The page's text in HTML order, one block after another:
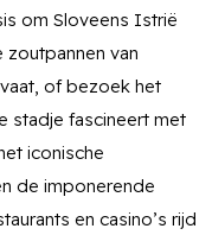
om Sloveens Istrië
zoutpannen van
of bezoek het
stadje fascineert met
iconische
de imponerende
en casino’s rijd